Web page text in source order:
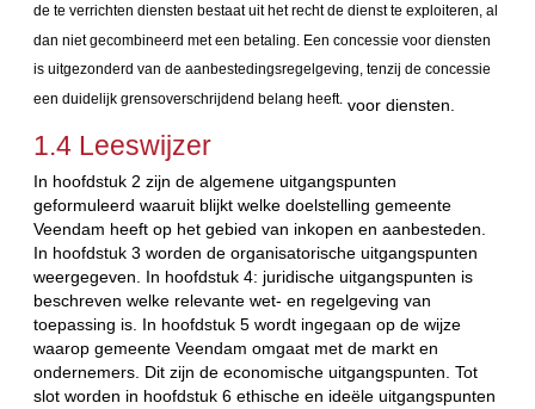
de te verrichten diensten bestaat uit het recht de dienst te exploiteren, al
dan niet gecombineerd met een betaling. Een concessie voor diensten
is uitgezonderd van de aanbestedingsregelgeving, tenzij de concessie
een duidelijk grensoverschrijdend belang heeft. voor diensten.
1.4 Leeswijzer
In hoofdstuk 2 zijn de algemene uitgangspunten
geformuleerd waaruit blijkt welke doelstelling gemeente
Veendam heeft op het gebied van inkopen en aanbesteden.
In hoofdstuk 3 worden de organisatorische uitgangspunten
weergegeven. In hoofdstuk 4: juridische uitgangspunten is
beschreven welke relevante wet- en regelgeving van
toepassing is. In hoofdstuk 5 wordt ingegaan op de wijze
waarop gemeente Veendam omgaat met de markt en
ondernemers. Dit zijn de economische uitgangspunten. Tot
slot worden in hoofdstuk 6 ethische en ideële uitgangspunten